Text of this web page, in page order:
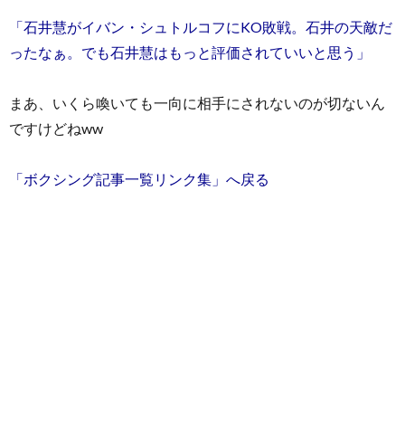
「石井慧がイバン・シュトルコフにKO敗戦。石井の天敵だ
ったなぁ。でも石井慧はもっと評価されていいと思う」
まあ、いくら喚いても一向に相手にされないのが切ないん
ですけどねww
「ボクシング記事一覧リンク集」へ戻る